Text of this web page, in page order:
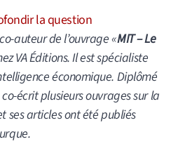
auteur de l’ouvrage «MIT – Le
VA Éditions. Il est spécialiste
économique. Diplômé
écrit plusieurs ouvrages sur la
ses articles ont été publiés